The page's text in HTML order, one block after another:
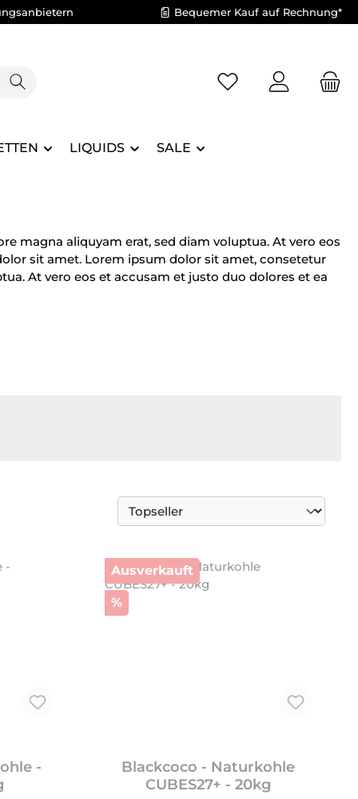
Bequemer Kauf auf Rechnung*
Du hast 0
LIQUIDS SALE
magna aliquyam erat, sed diam voluptua. At vero eos
sit amet. Lorem ipsum dolor sit amet, consetetur
At vero eos et accusam et justo duo dolores et ea
-
Ausverkauft
%Rabatt
Blackcoco - Naturkohle
CUBES27+ - 20kg